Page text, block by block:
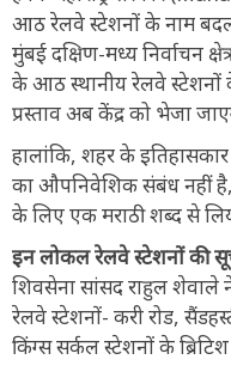
आठ रेलवे स्टेशनों के नाम
मुंबई दक्षिण-मध्य निर्वाचन
के आठ स्थानीय रेलवे स्टेशनों
प्रस्ताव अब केंद्र को भेजा
हालांकि, शहर के
का औपनिवेशिक संबंध नहीं
के लिए एक मराठी शब्द से
इन लोकल रेलवे स्टेशनों की
शिवसेना सांसद राहुल शेवाले
रेलवे स्टेशनों- करी रोड,
किंग्स सर्कल स्टेशनों के